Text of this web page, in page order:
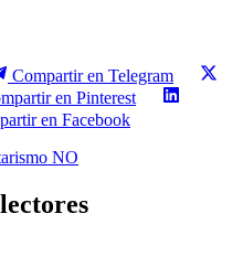
Compartir en Telegram
en Pinterest
en Facebook
NO